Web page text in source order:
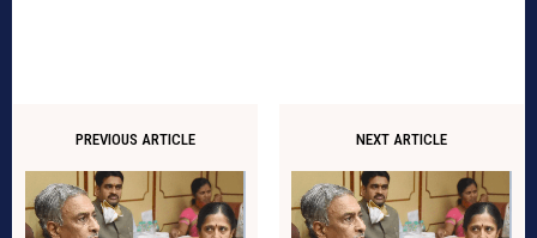
PREVIOUS ARTICLE NEXT ARTICLE